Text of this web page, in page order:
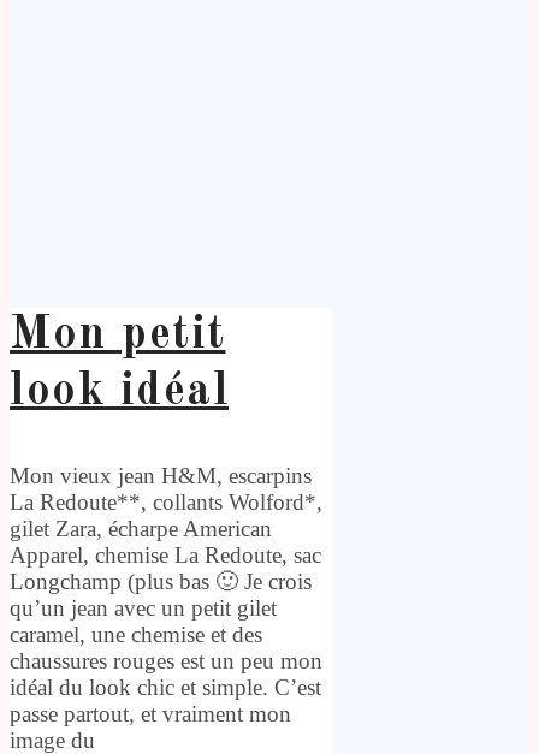
Mon petit
look idéal
Mon vieux jean H&M, escarpins
La Redoute**, collants Wolford*,
gilet Zara, écharpe American
Apparel, chemise La Redoute, sac
Longchamp (plus bas 🙂 Je crois
qu’un jean avec un petit gilet
caramel, une chemise et des
chaussures rouges est un peu mon
idéal du look chic et simple. C’est
passe partout, et vraiment mon
image du